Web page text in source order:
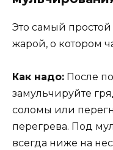
Это самый простой
жарой, о котором
Как надо: После
замульчируйте
соломы или
перегрева. Под
всегда ниже на